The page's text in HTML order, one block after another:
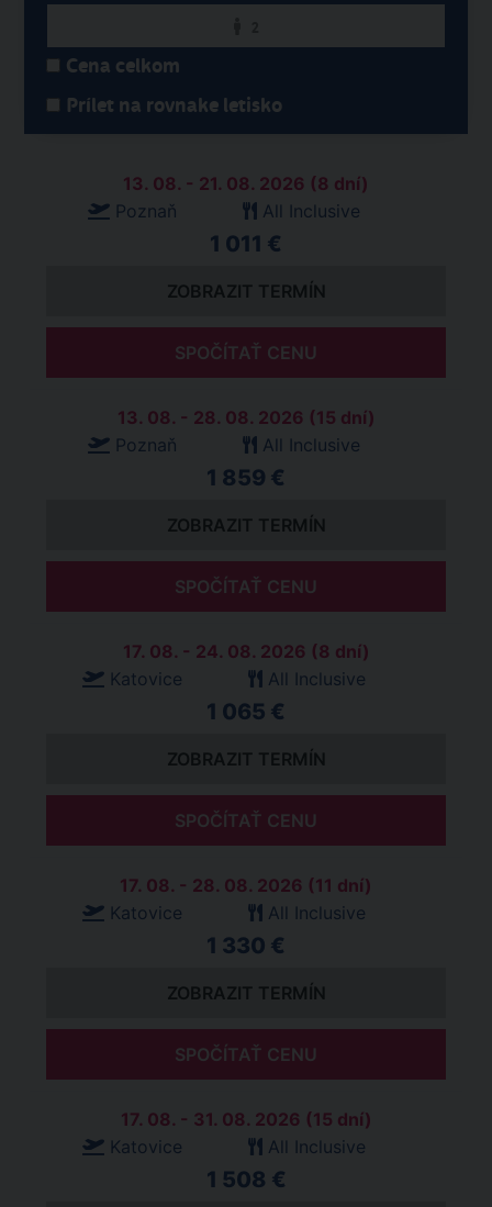
Cena celkom
Prílet na rovnake letisko
13. 08. - 21. 08. 2026 (8 dní)
Poznaň
All Inclusive
1 011 €
ZOBRAZIT TERMÍN
SPOČÍTAŤ CENU
13. 08. - 28. 08. 2026 (15 dní)
Poznaň
All Inclusive
1 859 €
ZOBRAZIT TERMÍN
SPOČÍTAŤ CENU
17. 08. - 24. 08. 2026 (8 dní)
Katovice
All Inclusive
1 065 €
ZOBRAZIT TERMÍN
SPOČÍTAŤ CENU
17. 08. - 28. 08. 2026 (11 dní)
Katovice
All Inclusive
1 330 €
ZOBRAZIT TERMÍN
SPOČÍTAŤ CENU
17. 08. - 31. 08. 2026 (15 dní)
Katovice
All Inclusive
1 508 €